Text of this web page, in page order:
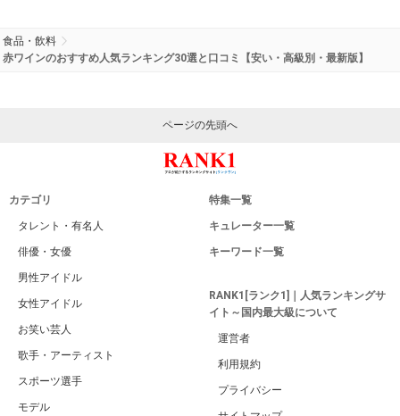
食品・飲料
赤ワインのおすすめ人気ランキング30選と口コミ【安い・高級別・最新版】
ページの先頭へ
カテゴリ
タレント・有名人
俳優・女優
男性アイドル
女性アイドル
お笑い芸人
歌手・アーティスト
スポーツ選手
モデル
特集一覧
キュレーター一覧
キーワード一覧
RANK1[ランク1]｜人気ランキングサ
イト～国内最大級について
運営者
利用規約
プライバシー